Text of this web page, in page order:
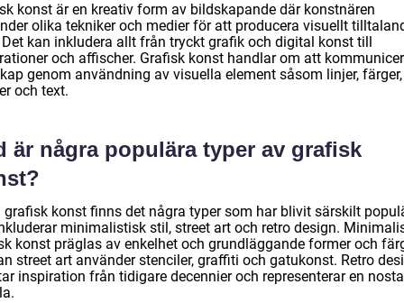
konst är en kreativ form av bildskapande där konstnären
olika tekniker och medier för att producera visuellt
kan inkludera allt från tryckt grafik och digital konst till
och affischer. Grafisk konst handlar om att
genom användning av visuella element såsom linjer, färger,
och text.
är några populära typer av grafisk
grafisk konst finns det några typer som har blivit särskilt
minimalistisk stil, street art och retro design.
konst präglas av enkelhet och grundläggande former och
street art använder stenciler, graffiti och gatukonst. Retro
inspiration från tidigare decennier och representerar en